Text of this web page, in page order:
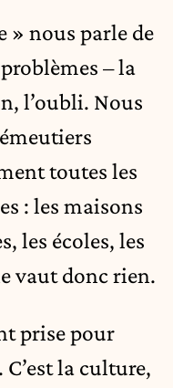
» nous parle de
– la
l’oubli. Nous
toutes les
: les maisons
les écoles, les
vaut donc rien.
prise pour
la culture,